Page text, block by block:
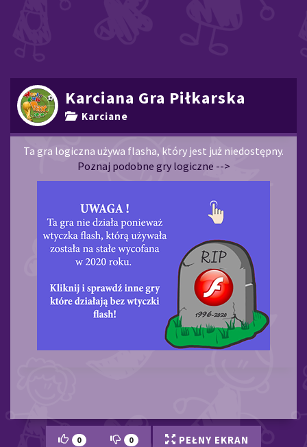
Karciana Gra Piłkarska
Karciane
Ta gra logiczna używa flasha, który jest już niedostępny.
Poznaj podobne gry logiczne -->
0 0 PEŁNY EKRAN